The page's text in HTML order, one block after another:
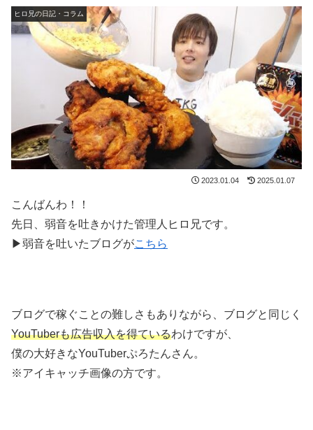
ヒロ兄の日記・コラム
2023.01.04 2025.01.07
こんばんわ！！
先日、弱音を吐きかけた管理人ヒロ兄です。
▶弱音を吐いたブログがこちら
ブログで稼ぐことの難しさもありながら、ブログと同じく
YouTuberも広告収入を得ているわけですが、
僕の大好きなYouTuberぷろたんさん。
※アイキャッチ画像の方です。